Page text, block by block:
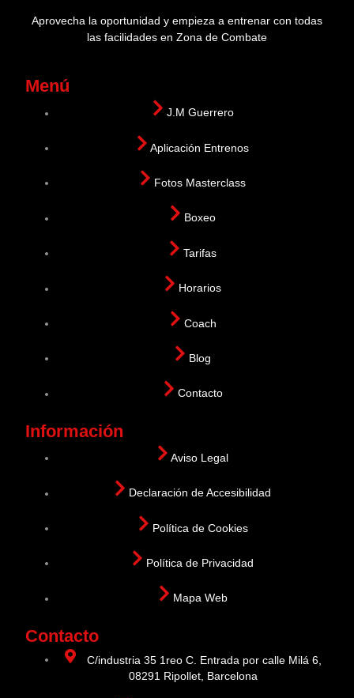
Aprovecha la oportunidad y empieza a entrenar con todas
las facilidades en Zona de Combate
Menú
J.M Guerrero
Aplicación Entrenos
Fotos Masterclass
Boxeo
Tarifas
Horarios
Coach
Blog
Contacto
Información
Aviso Legal
Declaración de Accesibilidad
Política de Cookies
Política de Privacidad
Mapa Web
Contacto
C/industria 35 1reo C. Entrada por calle Milá 6,
08291 Ripollet, Barcelona